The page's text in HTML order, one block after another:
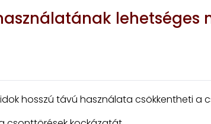
lehetséges
hosszú távú használata csökkentheti a